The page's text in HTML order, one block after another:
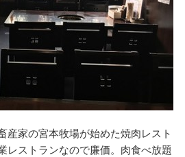
産家の宮本牧場が始めた焼肉レスト
レストランなので廉価。肉食べ放題